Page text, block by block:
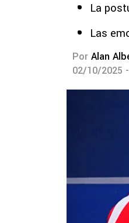
La
Las
Por Alan
02/10/2025